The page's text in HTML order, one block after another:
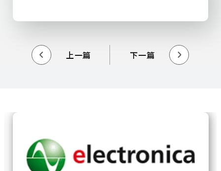
上一篇 下一篇